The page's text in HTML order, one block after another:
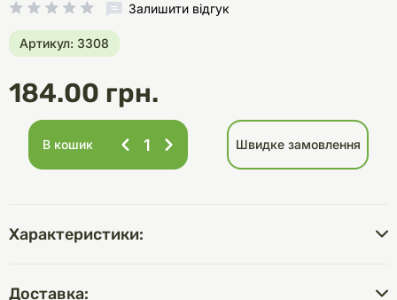
Залишити відгук
Артикул: 3308
184.00 грн.
В кошик Швидке замовлення
Характеристики:
Доставка: